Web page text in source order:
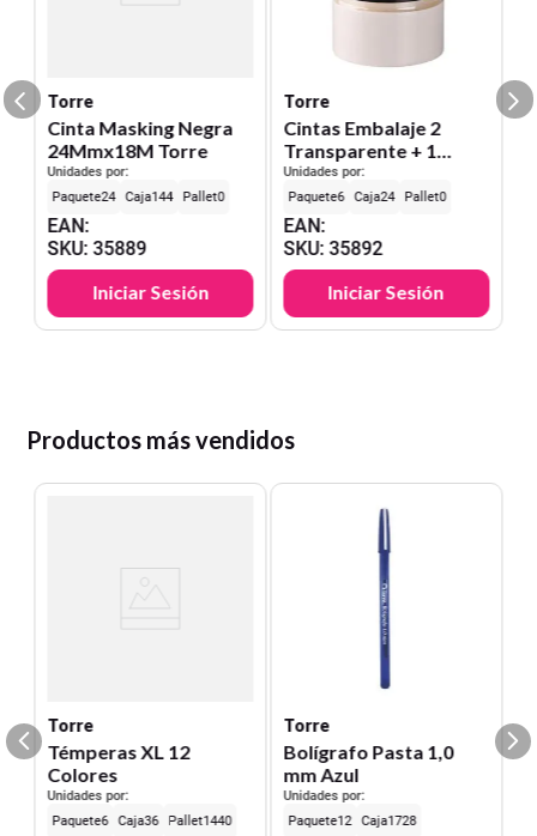
Torre
Cinta Masking Negra
24Mmx18M Torre
Unidades por:
24
144 0
EAN:
SKU:35889
Iniciar Sesión
Torre
Cintas Embalaje 2
Transparente + 1
Masking Crema Torre
Unidades por:
6
24 0
EAN:
SKU:35892
Iniciar Sesión
Productos más vendidos
Torre
Témperas XL 12
Colores
Unidades por:
6
36 1440
Torre
Bolígrafo Pasta 1,0
mm Azul
Unidades por:
12
1728